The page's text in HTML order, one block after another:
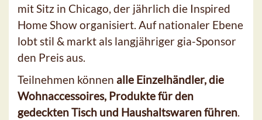
mit Sitz in Chicago, der jährlich die Inspired
Home Show organisiert. Auf nationaler Ebene
lobt stil & markt als langjähriger gia-Sponsor
den Preis aus.
Teilnehmen können alle Einzelhändler, die
Wohnaccessoires, Produkte für den
gedeckten Tisch und Haushaltswaren führen.